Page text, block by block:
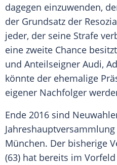
dagegen einzuwenden,
der Grundsatz der
jeder, der seine Strafe
eine zweite Chance
und Anteilseigner Audi,
könnte der ehemalige
eigener Nachfolger
Ende 2016 sind
Jahreshauptversammlung
München. Der bisherige
(63) hat bereits im